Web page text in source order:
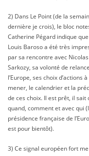
2) Dans Le Point (de la
dernière je crois), le bloc
Catherine Pégard indique que
Louis Baroso a été très
par sa rencontre avec Nicolas
Sarkozy, sa volonté de
l’Europe, ses choix d’actions à
mener, le calendrier et la
de ces choix. Il est prêt, il sait
quand, comment et avec qui
présidence française de
est pour bientôt).
3) Ce signal européen fort me